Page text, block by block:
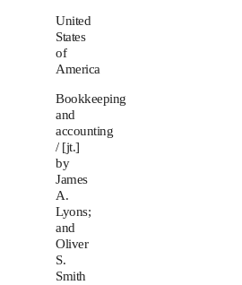
United
States
of
America
Bookkeeping
and
accounting
/ [jt.]
by
James
A.
Lyons;
and
Oliver
S.
Smith